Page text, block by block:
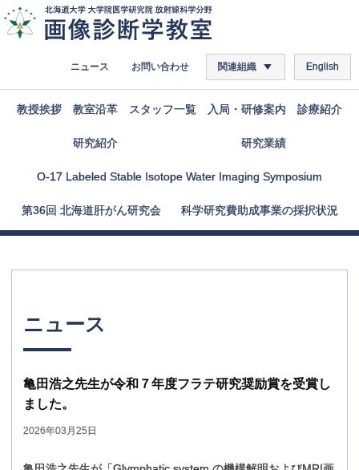
ニュース お問い合わせ 関連組織 English
教授挨拶 教室沿革 スタッフ一覧 入局 ・ 研修案内 診療紹介
研究紹介 研究業績
O-17 Labeled Stable Isotope Water Imaging Symposium
第36回 北海道肝がん研究会 科学研究費助成事業の採択状況
ニュース
亀田浩之先生が令和 ７年度フラテ研究奨励賞を受賞し
ました。
2026年03月25日